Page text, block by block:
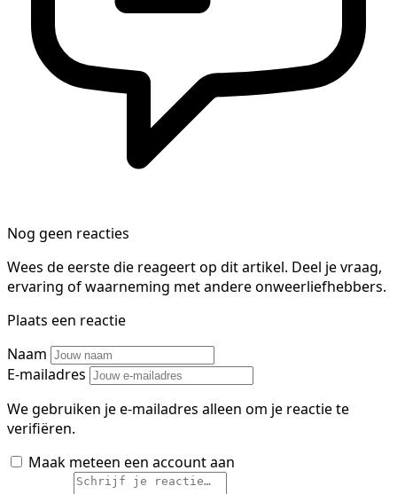
Nog geen reacties
Wees de eerste die reageert op dit artikel. Deel je vraag,
ervaring of waarneming met andere onweerliefhebbers.
Plaats een reactie
Naam
E-mailadres
We gebruiken je e-mailadres alleen om je reactie te
verifiëren.
Maak meteen een account aan